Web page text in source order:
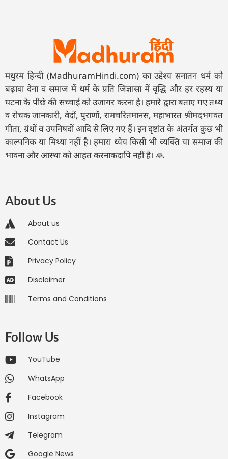
मधुरम हिन्दी (MadhuramHindi.com) का उद्देश्य सनातन धर्म को
बढ़ावा देना व समाज में धर्म के प्रति जिज्ञासा में वृद्धि और हर रहस्य या
घटना के पीछे की सच्चाई को उजागर करना है। हमारे द्वारा बताए गए तथ्य
व रोचक जानकारी, वेदों, पुराणों, रामचरितमानस, महाभारत श्रीमदभगवत
गीता, ग्रंथों व उपनिषदों आदि से लिए गए हैं। इन दृष्टांत के अंतर्गत कुछ भी
काल्पनिक या मिथ्या नहीं है। हमारा ध्येय किसी भी व्यक्ति या समाज की
भावना और आस्था को आहत करनाकदापि नहीं है। 🙏
About Us
About us
Contact Us
Privacy Policy
Disclaimer
Terms and Conditions
Follow Us
YouTube
WhatsApp
Facebook
Instagram
Telegram
Google News